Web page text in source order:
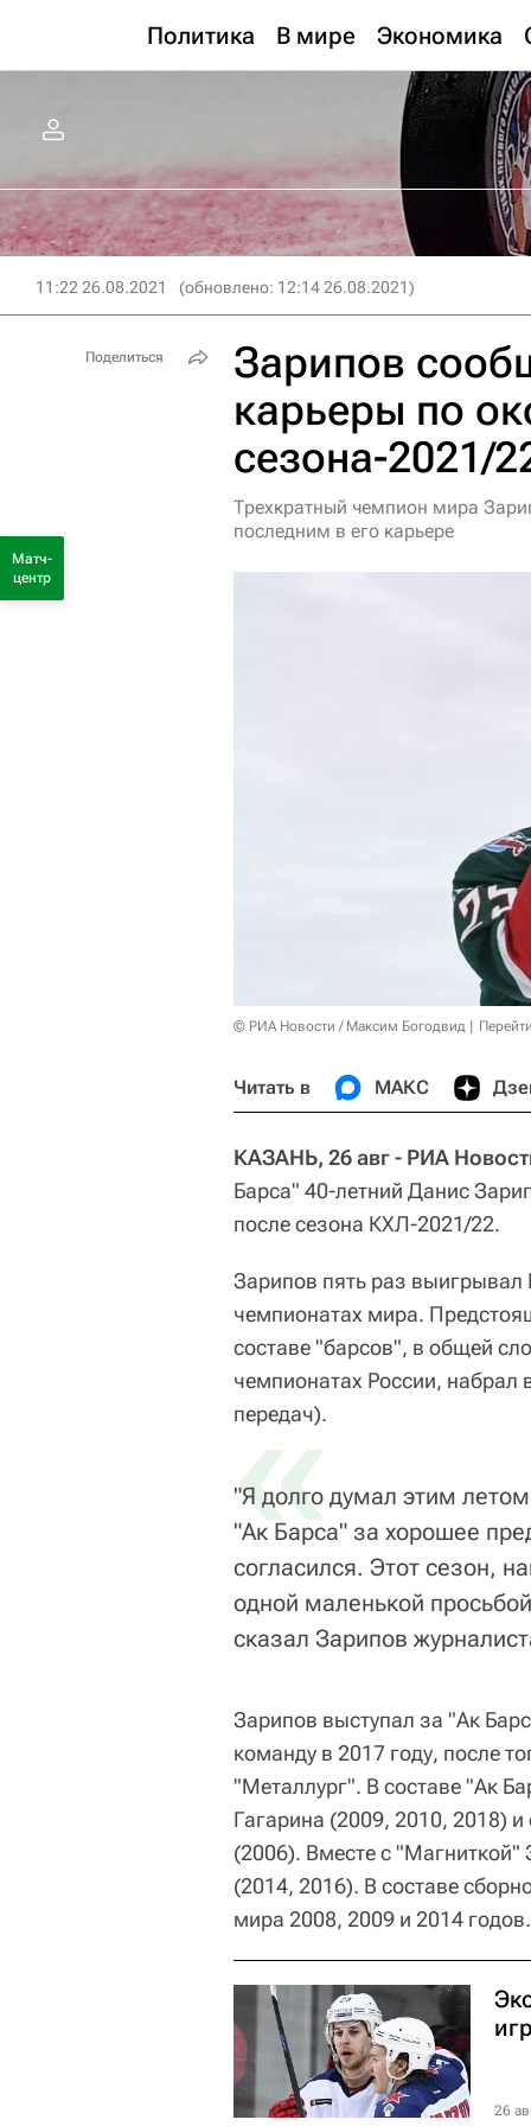
Политика В мире Экономика
11:22 26.08.2021 (обновлено: 12:14 26.08.2021)
Зарипов
карьеры по
сезона-2021/
Трехкратный чемпион мира
последним в его карьере
© РИА Новости / Максим Богодвид
Читать в МАКС
КАЗАНЬ, 26 авг - РИА
Барса" 40-летний Данис
после сезона КХЛ-2021/22.
Зарипов пять раз выигрывал
чемпионатах мира.
составе "барсов", в общей
чемпионатах России, набрал
передач).
«
"Я долго думал этим
"Ак Барса" за хорошее
согласился. Этот сезон,
одной маленькой
сказал Зарипов
Зарипов выступал за "Ак
команду в 2017 году, после
"Металлург". В составе "Ак
Гагарина (2009, 2010, 2018)
(2006). Вместе с "Магниткой"
(2014, 2016). В составе
мира 2008, 2009 и 2014 годов.
26
Поделиться
Матч-
центр